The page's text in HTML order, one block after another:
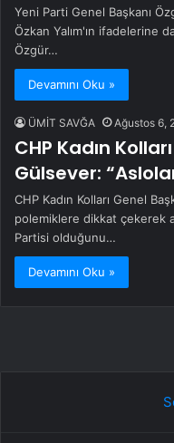
Yeni Parti Genel Başkanı
Özkan Yalım'ın ifadelerine
Özgür…
Devamını Oku »
ÜMİT SAVĞA Ağustos 6,
CHP Kadın
Gülsever:
CHP Kadın Kolları Genel
polemiklere dikkat çekerek
Partisi olduğunu…
Devamını Oku »